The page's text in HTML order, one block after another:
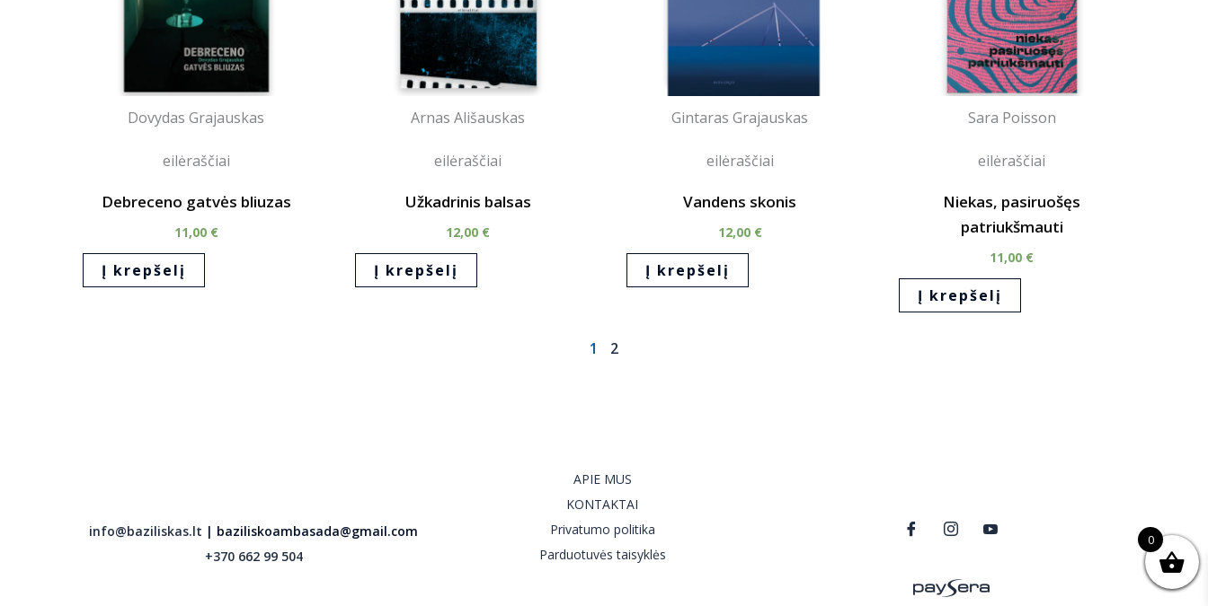
Dovydas Grajauskas
eilėraščiai
Debreceno gatvės bliuzas
11,00 €
Į krepšelį
Arnas Ališauskas
eilėraščiai
Užkadrinis balsas
12,00 €
Į krepšelį
Gintaras Grajauskas
eilėraščiai
Vandens skonis
12,00 €
Į krepšelį
Sara Poisson
eilėraščiai
Niekas, pasiruošęs
patriukšmauti
11,00 €
Į krepšelį
1 2
info@baziliskas.lt | baziliskoambasada@gmail.com
+370 662 99 504
APIE MUS
KONTAKTAI
Privatumo politika
Parduotuvės taisyklės
0